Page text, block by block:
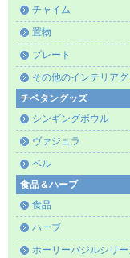
チャイム
置物
プレート
その他のインテリア
チベタングッズ
シンギングボウル
ヴァジュラ
ベル
食品＆ハーブ
食品
ハーブ
ホーリーバジルシリ